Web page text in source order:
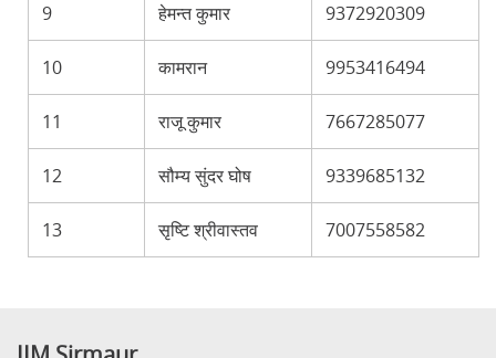
9 हेमन्त कुमार 9372920309
10 कामरान 9953416494
11 राजू कुमार 7667285077
12 सौम्य सुंदर घोष 9339685132
13 सृष्टि श्रीवास्तव 7007558582